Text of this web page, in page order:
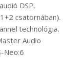
DSP.
csatornában).
technológia.
Audio
Neo:6